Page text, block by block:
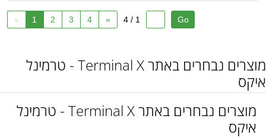
« 1 2 3 4 » 1 / 4
מוצרים נבחרים באתר Terminal X - טרמינל
איקס
מוצרים נבחרים באתר Terminal X - טרמינל
איקס